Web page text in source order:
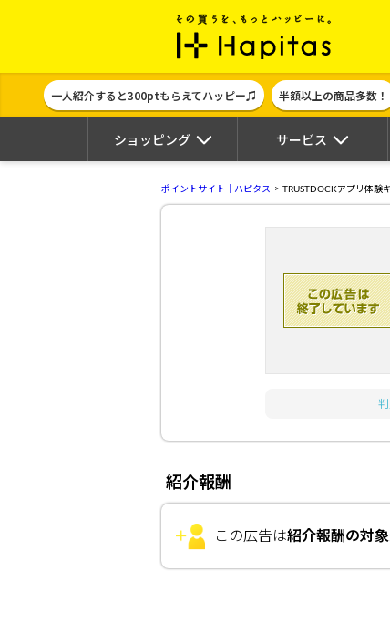
ポイント
一人紹介すると300ptもらえてハッピー♫ 半額以上の商品多数！
ショッピング サービス
ポイントサイト｜ハピタス TRUSTDOCKアプリ体験
紹介報酬
この広告は紹介報酬の対